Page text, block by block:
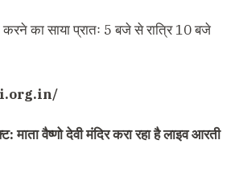
करने का साया प्रातः 5 बजे से रात्रि 10 बजे
माता वैष्णो देवी मंदिर करा रहा है लाइव आरती